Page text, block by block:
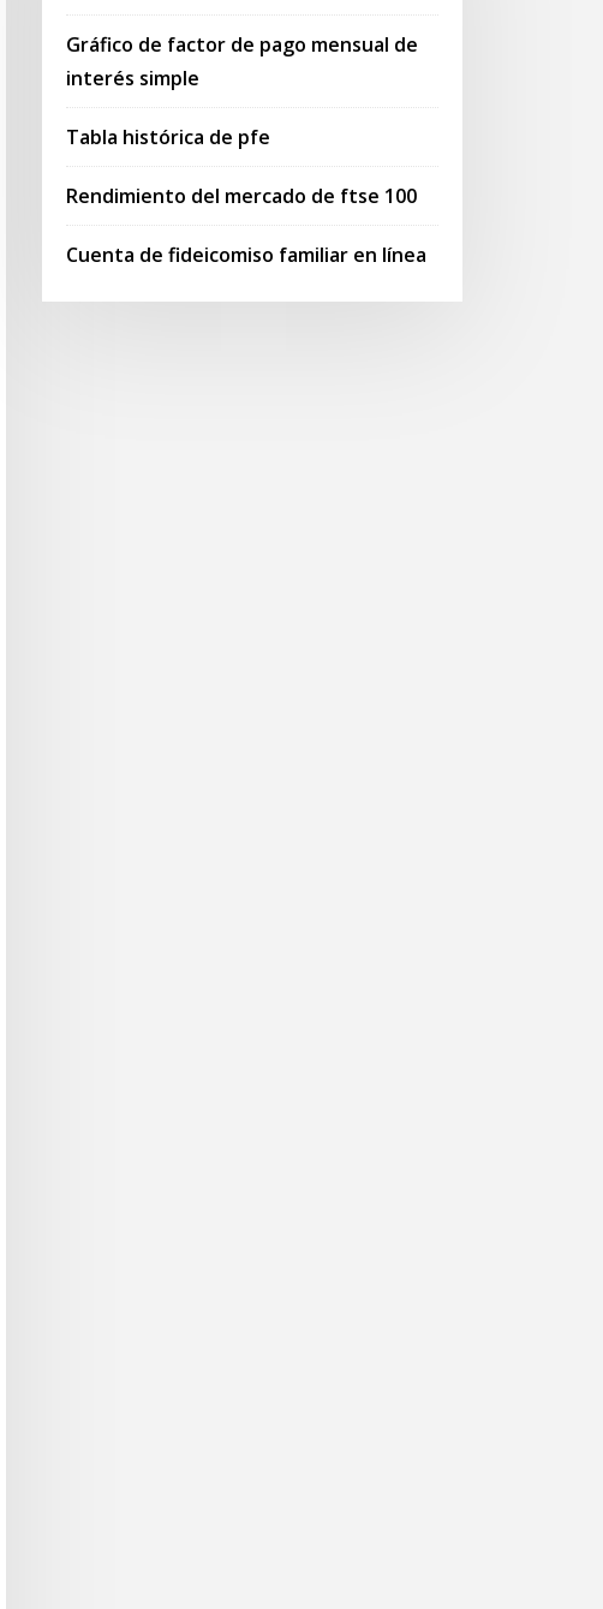
Gráfico de factor de pago mensual de
interés simple
Tabla histórica de pfe
Rendimiento del mercado de ftse 100
Cuenta de fideicomiso familiar en línea